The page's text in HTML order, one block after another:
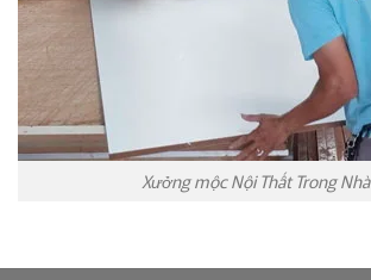
Xưởng mộc Nội Thất Trong Nhà